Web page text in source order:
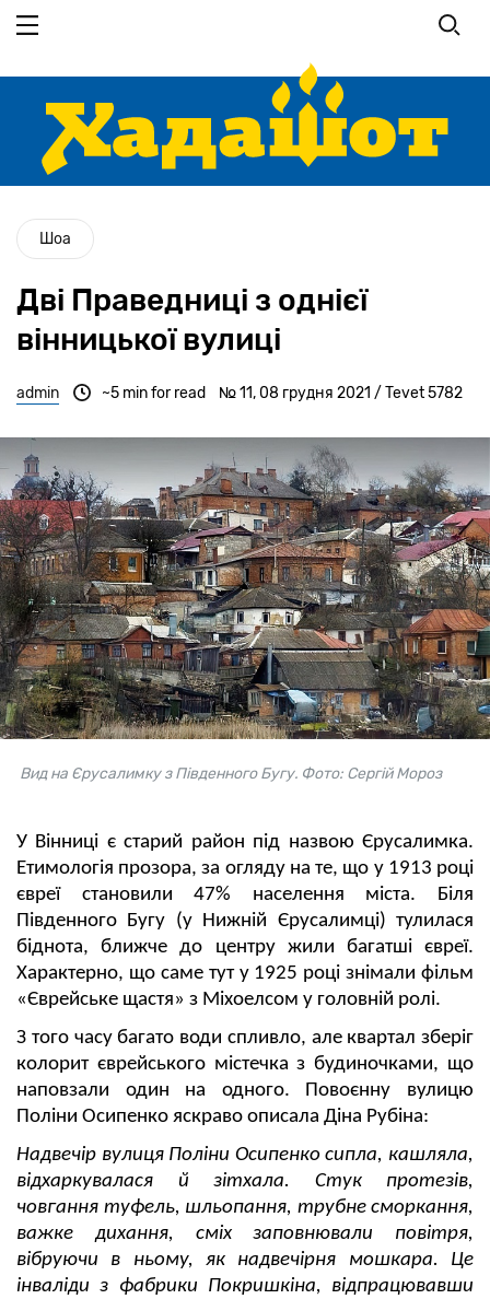
основного
Шоа
Дві Праведниці з однієї
вінницької вулиці
admin № 11, 08 грудня 2021 / Tevet 5782
~5 min for read
Вид на Єрусалимку з Південного Бугу. Фото: Сергій Мороз
У Вінниці є старий район під назвою Єрусалимка.
Етимологія прозора, за огляду на те, що у 1913 році
євреї становили 47% населення міста. Біля
Південного Бугу (у Нижній Єрусалимці) тулилася
біднота, ближче до центру жили багатші євреї.
Характерно, що саме тут у 1925 році знімали фільм
«Єврейське щастя» з Міхоелсом у головній ролі.
З того часу багато води спливло, але квартал зберіг
колорит єврейського містечка з будиночками, що
наповзали один на одного. Повоєнну вулицю
Поліни Осипенко яскраво описала Діна Рубіна:
Надвечір вулиця Поліни Осипенко сипла, кашляла,
відхаркувалася й зітхала. Стук протезів,
човгання туфель, шльопання, трубне сморкання,
важке дихання, сміх заповнювали повітря,
вібруючи в ньому, як надвечірня мошкара. Це
інваліди з фабрики Покришкіна, відпрацювавши